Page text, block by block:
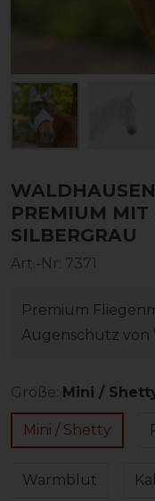
PREMIUM MIT
SILBERGRAU
Art.-Nr: 7371
Premium
Augenschutz von
Größe: Mini /
Mini / Shetty
Warmblut